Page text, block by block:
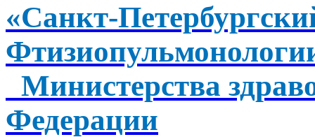
«Санкт-
Министерства
Федерации